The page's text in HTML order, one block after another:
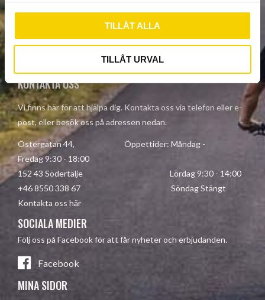
l
TILLÅT ALLA
TILLÅT URVAL
Your personal information is processed in accordance with our
privacy policy
KONTAKTA OSS
Vi finns här för att hjälpa dig. Kontakta oss via telefon eller e-
post, eller besök oss på adressen nedan.
Östergatan 44, Öppettider: Måndag -
Fredag 9:30 - 18:00
152 43 Södertälje Lördag 9:30 - 14:00
+46 8550 338 67 Söndag Stängt
Kontakta oss här
SOCIALA MEDIER
Följ oss på Facebook för att får nyheter och erbjudanden.
Facebook
MINA SIDOR